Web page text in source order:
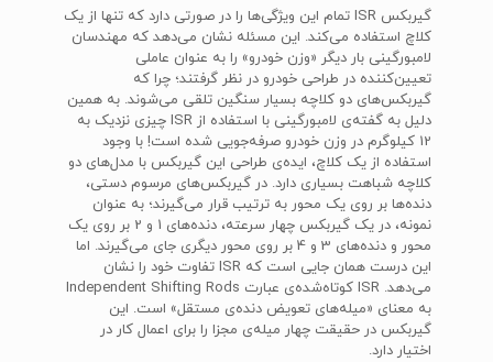
گیربکس ISR تمام این ویژگی‌ها را در صورتی دارد که تنها از یک
کلاچ استفاده می‌کند. این مسئله نشان می‌دهد که مهندسان
لامبورگینی بار دیگر «وزن خودرو» را به عنوان عاملی
تعیین‌کننده در طراحی خودرو در نظر گرفتند؛ چرا که
گیربکس‌های دو کلاچه بسیار سنگین تلقی می‌شوند. به همین
دلیل به گفته‌ی لامبورگینی با استفاده از ISR چیزی نزدیک به
12 کیلوگرم در وزن خودرو صرفه‌جویی شده است! با وجود
استفاده از یک کلاچ، ایده‌ی طراحی این گیربکس با مدل‌های دو
کلاچه شباهت بسیاری دارد. در گیربکس‌های مرسوم دستی،
دنده‌ها بر روی یک محور به ترتیب قرار می‌گیرند؛ به عنوان
نمونه، در یک گیربکس چهار سرعته، دنده‌های 1 و 2 بر روی یک
محور و دنده‌های 3 و 4 بر روی محور دیگری جای می‌گیرند. اما
این درست همان جایی است که ISR تفاوت خود را نشان
می‌دهد. ISR کوتاه‌شده‌ی عبارت Independent Shifting Rods
به معنای «میله‌های تعویض دنده‌ی مستقل» است. این
گیربکس در حقیقت چهار میله‌ی مجزا را برای اعمال کار در
اختیار دارد.